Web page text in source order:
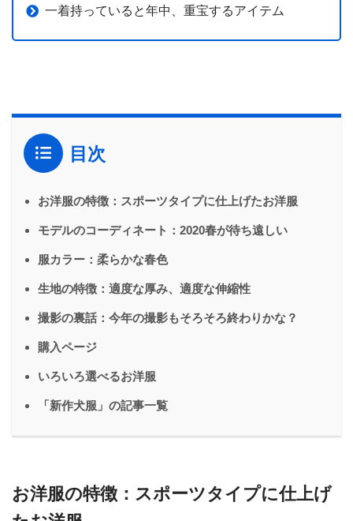
一着持っていると年中、重宝するアイテム
目次
お洋服の特徴：スポーツタイプに仕上げたお洋服
モデルのコーディネート：2020春が待ち遠しい
服カラー：柔らかな春色
生地の特徴：適度な厚み、適度な伸縮性
撮影の裏話：今年の撮影もそろそろ終わりかな？
購入ページ
いろいろ選べるお洋服
「新作犬服」の記事一覧
お洋服の特徴：スポーツタイプに仕上げ